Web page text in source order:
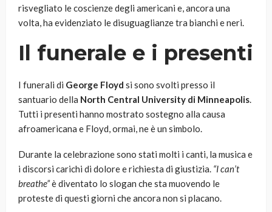
risvegliato le coscienze degli americani e, ancora una
volta, ha evidenziato le disuguaglianze tra bianchi e neri.
Il funerale e i presenti
I funerali di George Floyd si sono svolti presso il
santuario della North Central University di Minneapolis.
Tutti i presenti hanno mostrato sostegno alla causa
afroamericana e Floyd, ormai, ne è un simbolo.
Durante la celebrazione sono stati molti i canti, la musica e
i discorsi carichi di dolore e richiesta di giustizia. “I can’t
breathe”è diventato lo slogan che sta muovendo le
proteste di questi giorni che ancora non si placano.